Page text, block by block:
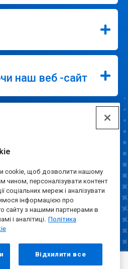
cookie, щоб дозволити нашому
чином, персоналізувати контент
соціальних мереж і аналізувати
інформацією про
сайту з нашими партнерами в
і аналітиці. Політика
Відхилити все
наш веб -сайт
файлів cookie